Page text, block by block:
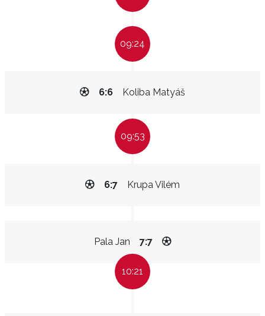
09:24
Koliba Matyáš
6:6
09:53
Krupa Vilém
6:7
Pala Jan 7:7
10:21